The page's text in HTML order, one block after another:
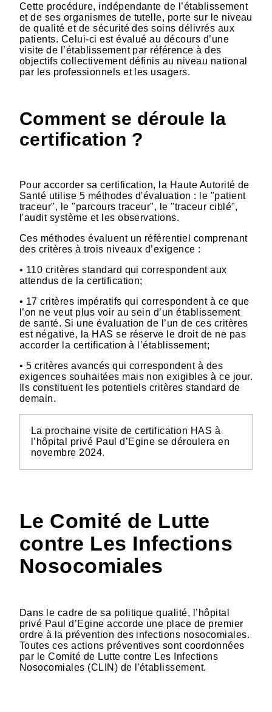
Cette procédure, indépendante de l’établissement
et de ses organismes de tutelle, porte sur le niveau
de qualité et de sécurité des soins délivrés aux
patients. Celui-ci est évalué au décours d’une
visite de l’établissement par référence à des
objectifs collectivement définis au niveau national
par les professionnels et les usagers.
Comment se déroule la
certification ?
Pour accorder sa certification, la Haute Autorité de
Santé utilise 5 méthodes d'évaluation : le "patient
traceur", le "parcours traceur", le "traceur ciblé",
l'audit système et les observations.
Ces méthodes évaluent un référentiel comprenant
des critères à trois niveaux d’exigence :
• 110 critères standard qui correspondent aux
attendus de la certification;
• 17 critères impératifs qui correspondent à ce que
l’on ne veut plus voir au sein d’un établissement
de santé. Si une évaluation de l’un de ces critères
est négative, la HAS se réserve le droit de ne pas
accorder la certification à l’établissement;
• 5 critères avancés qui correspondent à des
exigences souhaitées mais non exigibles à ce jour.
Ils constituent les potentiels critères standard de
demain.
La prochaine visite de certification HAS à
l’hôpital privé Paul d’Egine se déroulera en
novembre 2024.
Le Comité de Lutte
contre Les Infections
Nosocomiales
Dans le cadre de sa politique qualité, l’hôpital
privé Paul d’Egine accorde une place de premier
ordre à la prévention des infections nosocomiales.
Toutes ces actions préventives sont coordonnées
par le Comité de Lutte contre Les Infections
Nosocomiales (CLIN) de l'établissement.